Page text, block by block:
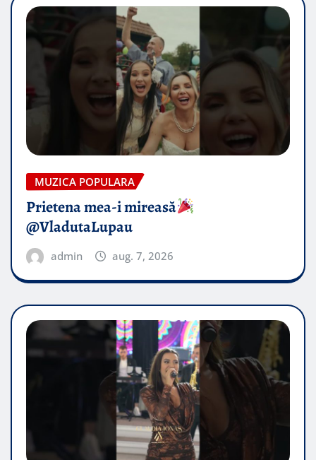
MUZICA POPULARA
Prietena mea-i mireasă​
@VladutaLupau
admin aug. 7, 2026